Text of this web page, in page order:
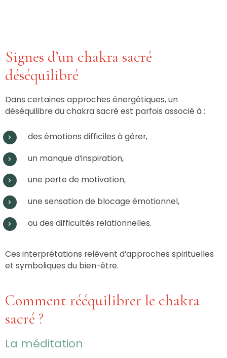
Signes d’un chakra sacré
déséquilibré
Dans certaines approches énergétiques, un
déséquilibre du chakra sacré est parfois associé à :
des émotions difficiles à gérer,
un manque d’inspiration,
une perte de motivation,
une sensation de blocage émotionnel,
ou des difficultés relationnelles.
Ces interprétations relèvent d’approches spirituelles
et symboliques du bien-être.
Comment rééquilibrer le chakra
sacré ?
La méditation